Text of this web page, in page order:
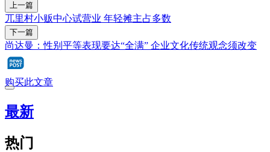
上一篇
兀里村小贩中心试营业 年轻摊主占多数
下一篇
尚达曼：性别平等表现要达“全满” 企业文化传统观念须改变
购买此文章
最新
热门